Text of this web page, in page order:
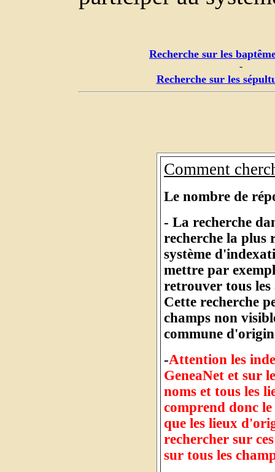
Recherche sur les
-
Recherche sur les
Comment
Le nombre de
- La recherche
recherche la plus
système
mettre par
retrouver tous
Cette recherche
champs non
commune
-Attention les
GeneaNet et sur
noms et tous les
comprend donc
que les lieux
rechercher sur
sur tous les